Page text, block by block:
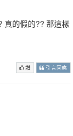
真的假的?? 那這樣
讚 引言回應